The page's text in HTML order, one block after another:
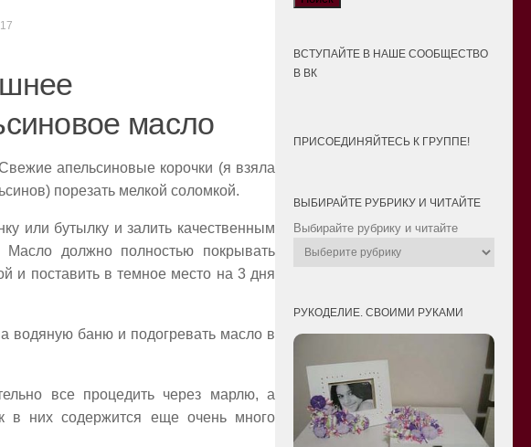
масло
апельсиновые корочки (я взяла
порезать мелкой соломкой.
или бутылку и залить качественным
должно полностью покрывать
и поставить в темное место на 3 дня
водяную баню и подогревать масло в
все процедить через марлю, а
в них содержится еще очень много
ВСТУПАЙТЕ В НАШЕ СООБЩЕСТВО
В ВК
ПРИСОЕДИНЯЙТЕСЬ К ГРУППЕ!
ВЫБИРАЙТЕ РУБРИКУ И ЧИТАЙТЕ
Выбирайте рубрику и читайте
РУКОДЕЛИЕ. СВОИМИ РУКАМИ